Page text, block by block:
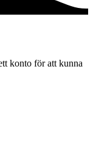
konto för att kunna